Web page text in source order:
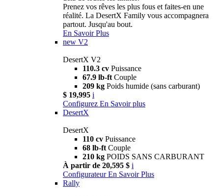
Prenez vos rêves les plus fous et faites-en une
réalité. La DesertX Family vous accompagnera
partout. Jusqu'au bout.
En Savoir Plus
new V2
DesertX V2
110.3 cv Puissance
67.9 lb-ft Couple
209 kg Poids humide (sans carburant)
$ 19,995 i
Configurez En Savoir plus
DesertX
DesertX
110 cv Puissance
68 lb-ft Couple
210 kg POIDS SANS CARBURANT
À partir de 20,595 $ i
Configurateur En Savoir Plus
Rally